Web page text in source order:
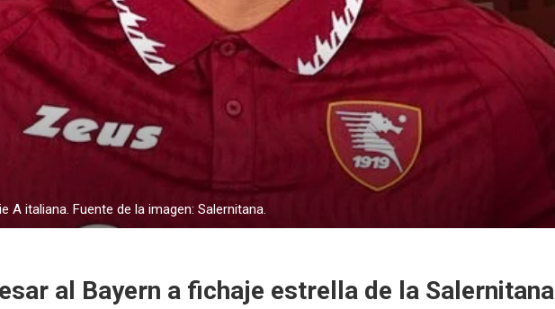
A italiana. Fuente de la imagen: Salernitana.
al Bayern a fichaje estrella de la Salernitana